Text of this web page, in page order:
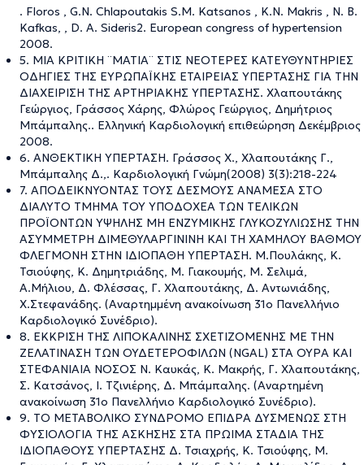
. Floros , G.N. Chlapoutakis S.M. Katsanos , K.N. Makris , N. B.
Kafkas, , D. A. Sideris2. European congress of hypertension
2008.
5. ΜΙΑ ΚΡΙΤΙΚΗ ¨ΜΑΤΙΑ¨ ΣΤΙΣ ΝΕΟΤΕΡΕΣ ΚΑΤΕΥΘΥΝΤΗΡΙΕΣ
ΟΔΗΓΙΕΣ ΤΗΣ ΕΥΡΩΠΑΪΚΗΣ ΕΤΑΙΡΕΙΑΣ ΥΠΕΡΤΑΣΗΣ ΓΙΑ ΤΗΝ
ΔΙΑΧΕΙΡΙΣΗ ΤΗΣ ΑΡΤΗΡΙΑΚΗΣ ΥΠΕΡΤΑΣΗΣ. Χλαπουτάκης
Γεώργιος, Γράσσος Χάρης, Φλώρος Γεώργιος, Δημήτριος
Μπάμπαλης.. Ελληνική Καρδιολογική επιθεώρηση Δεκέμβριος
2008.
6. ΑΝΘΕΚΤΙΚΗ ΥΠΕΡΤΑΣΗ. Γράσσος Χ., Χλαπουτάκης Γ.,
Μπάμπαλης Δ.,. Καρδιολογική Γνώμη(2008) 3(3):218-224
7. ΑΠΟΔΕΙΚΝΥΟΝΤΑΣ ΤΟΥΣ ΔΕΣΜΟΥΣ ΑΝΑΜΕΣΑ ΣΤΟ
ΔΙΑΛΥΤΟ ΤΜΗΜΑ ΤΟΥ ΥΠΟΔΟΧΕΑ ΤΩΝ ΤΕΛΙΚΩΝ
ΠΡΟΪΟΝΤΩΝ ΥΨΗΛΗΣ ΜΗ ΕΝΖΥΜΙΚΗΣ ΓΛΥΚΟΖΥΛΙΩΣΗΣ ΤΗΝ
ΑΣΥΜΜΕΤΡΗ ΔΙΜΕΘΥΛΑΡΓΙΝΙΝΗ ΚΑΙ ΤΗ ΧΑΜΗΛΟΥ ΒΑΘΜΟΥ
ΦΛΕΓΜΟΝΗ ΣΤΗΝ ΙΔΙΟΠΑΘΗ ΥΠΕΡΤΑΣΗ. Μ.Πουλάκης, Κ.
Τσιούφης, Κ. Δημητριάδης, Μ. Γιακουμής, Μ. Σελιμά,
Α.Μήλιου, Δ. Φλέσσας, Γ. Χλαπουτάκης, Δ. Αντωνιάδης,
Χ.Στεφανάδης. (Αναρτημμένη ανακοίνωση 31ο Πανελλήνιο
Καρδιολογικό Συνέδριο).
8. ΕΚΚΡΙΣΗ THΣ ΛΙΠΟΚΑΛΙΝΗΣ ΣΧΕΤΙΖΟΜΕΝΗΣ ΜΕ ΤΗΝ
ΖΕΛΑΤΙΝΑΣΗ ΤΩΝ ΟΥΔΕΤΕΡΟΦΙΛΩΝ (NGAL) ΣΤΑ ΟΥΡΑ ΚΑΙ
ΣΤΕΦΑΝΙΑΙΑ ΝΟΣΟΣ Ν. Καυκάς, Κ. Μακρής, Γ. Χλαπουτάκης,
Σ. Κατσάνος, Ι. Τζινιέρης, Δ. Μπάμπαλης. (Αναρτημένη
ανακοίνωση 31ο Πανελλήνιο Καρδιολογικό Συνέδριο).
9. ΤΟ ΜΕΤΑΒΟΛΙΚΟ ΣΥΝΔΡΟΜΟ ΕΠΙΔΡΑ ΔΥΣΜΕΝΩΣ ΣΤΗ
ΦΥΣΙΟΛΟΓΙΑ ΤΗΣ ΑΣΚΗΣΗΣ ΣΤΑ ΠΡΩΙΜΑ ΣΤΑΔΙΑ ΤΗΣ
ΙΔΙΟΠΑΘΟΥΣ ΥΠΕΡΤΑΣΗΣ Δ. Τσιαχρής, Κ. Τσιούφης, Μ.